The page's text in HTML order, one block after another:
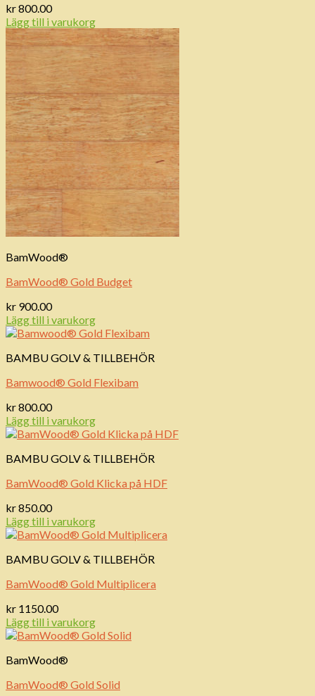
kr800.00
Lägg till i varukorg
BamWood®
BamWood® Gold Budget
kr 900.00
Lägg till i varukorg
BAMBU GOLV & TILLBEHÖR
Bamwood® Gold Flexibam
kr800.00
Lägg till i varukorg
BAMBU GOLV & TILLBEHÖR
BamWood® Gold Klicka på HDF
kr850.00
Lägg till i varukorg
BAMBU GOLV & TILLBEHÖR
BamWood® Gold Multiplicera
kr 1150.00
Lägg till i varukorg
BamWood®
BamWood® Gold Solid